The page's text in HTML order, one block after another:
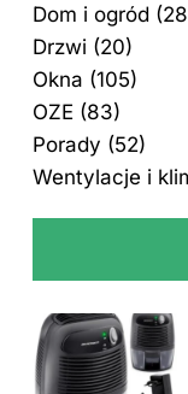
Dom i ogród
Drzwi (20)
Okna (105)
OZE (83)
Porady (52)
Wentylacje i